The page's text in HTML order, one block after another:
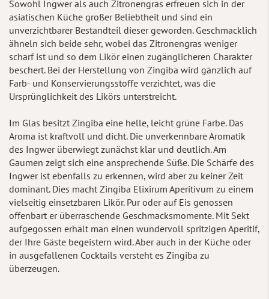
Sowohl Ingwer als auch Zitronengras erfreuen sich in der
asiatischen Küche großer Beliebtheit und sind ein
unverzichtbarer Bestandteil dieser geworden. Geschmacklich
ähneln sich beide sehr, wobei das Zitronengras weniger
scharf ist und so dem Likör einen zugänglicheren Charakter
beschert. Bei der Herstellung von Zingiba wird gänzlich auf
Farb- und Konservierungsstoffe verzichtet, was die
Ursprünglichkeit des Likörs unterstreicht.
Im Glas besitzt Zingiba eine helle, leicht grüne Farbe. Das
Aroma ist kraftvoll und dicht. Die unverkennbare Aromatik
des Ingwer überwiegt zunächst klar und deutlich. Am
Gaumen zeigt sich eine ansprechende Süße. Die Schärfe des
Ingwer ist ebenfalls zu erkennen, wird aber zu keiner Zeit
dominant. Dies macht Zingiba Elixirum Aperitivum zu einem
vielseitig einsetzbaren Likör. Pur oder auf Eis genossen
offenbart er überraschende Geschmacksmomente. Mit Sekt
aufgegossen erhält man einen wundervoll spritzigen Aperitif,
der Ihre Gäste begeistern wird. Aber auch in der Küche oder
in ausgefallenen Cocktails versteht es Zingiba zu
überzeugen.